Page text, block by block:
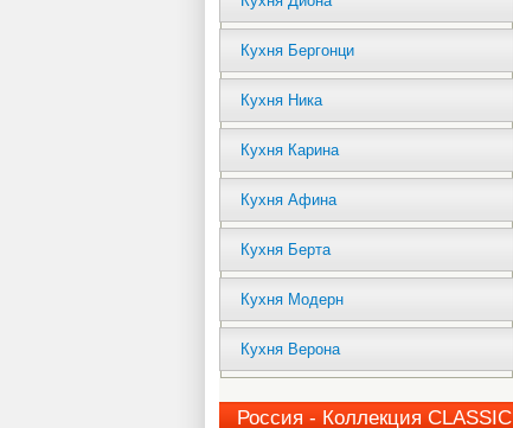
Кухня Бергонци
Кухня Ника
Кухня Карина
Кухня Афина
Кухня Берта
Кухня Модерн
Кухня Верона
Россия - Коллекция CLASSIC